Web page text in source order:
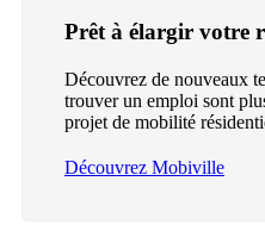
Prêt à élargir votre
Découvrez de nouveaux
trouver un emploi sont
projet de mobilité
Découvrez Mobiville